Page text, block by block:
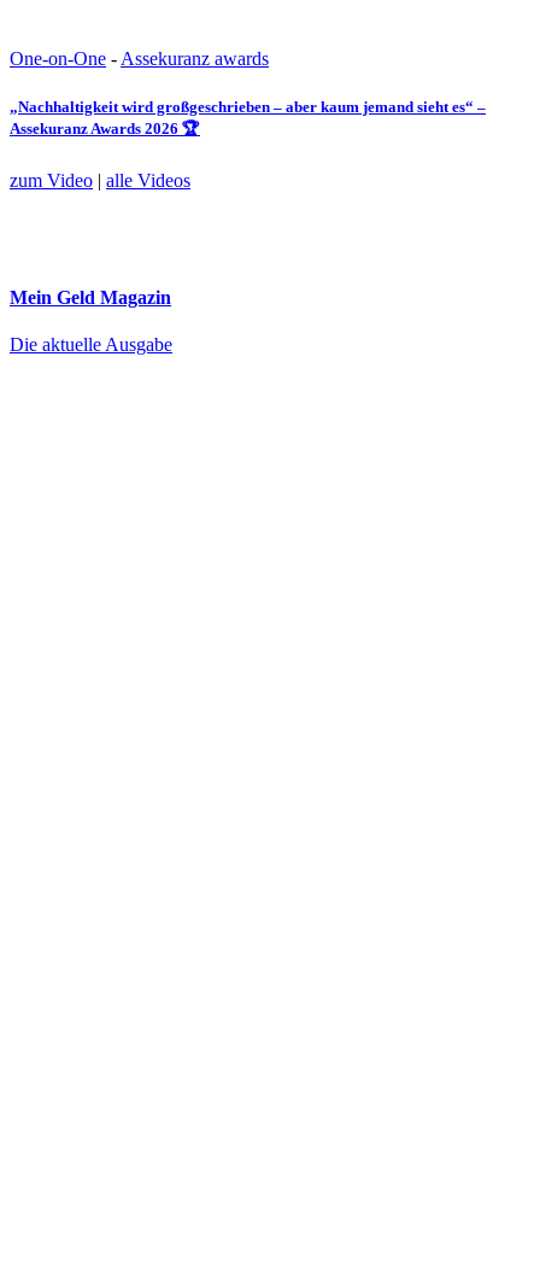
One-on-One - Assekuranz awards
„Nachhaltigkeit wird großgeschrieben – aber kaum jemand sieht es“ –
Assekuranz Awards 2026 🏆
zum Video | alle Videos
Mein Geld Magazin
Die aktuelle Ausgabe